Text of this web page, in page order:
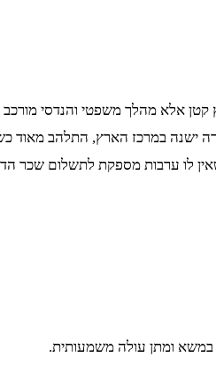
אלא מהלך משפטי והנדסי מורכב
ישנה במרכז הארץ, התלהב מאוד
לו ערבות מספקת לתשלום שכר
במשא ומתן עולה משמעותית.